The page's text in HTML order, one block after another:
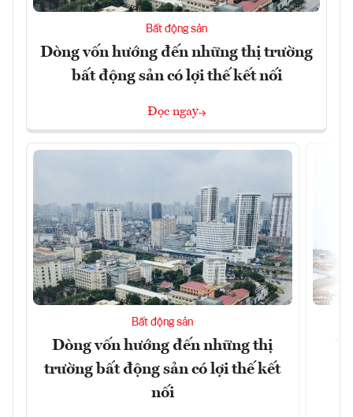
Bất động sản
Dòng vốn hướng đến những thị trường
bất động sản có lợi thế kết nối
Đọc ngay
Bất động sản
Dòng vốn hướng đến những thị
trường bất động sản có lợi thế kết
nối